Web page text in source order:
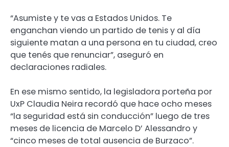
“Asumiste y te vas a Estados Unidos. Te
enganchan viendo un partido de tenis y al día
siguiente matan a una persona en tu ciudad, creo
que tenés que renunciar”, aseguró en
declaraciones radiales.
En ese mismo sentido, la legisladora porteña por
UxP Claudia Neira recordó que hace ocho meses
“la seguridad está sin conducción” luego de tres
meses de licencia de Marcelo D’ Alessandro y
“cinco meses de total ausencia de Burzaco”.